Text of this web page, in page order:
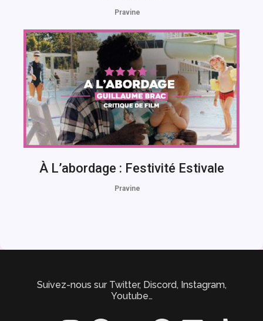
Pravine
À L’abordage : Festivité Estivale
Pravine
Suivez-nous sur Twitter, Discord, Instagram,
Youtube…